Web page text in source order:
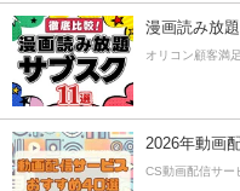
漫画読み放
オリコン顧客満
2026年動画
CS動画配信サー